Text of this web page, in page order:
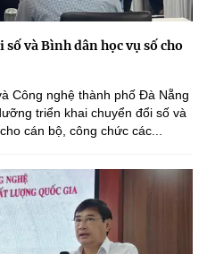
và Bình dân học vụ số cho
Công nghệ thành phố Đà Nẵng
triển khai chuyển đổi số và
cán bộ, công chức các...